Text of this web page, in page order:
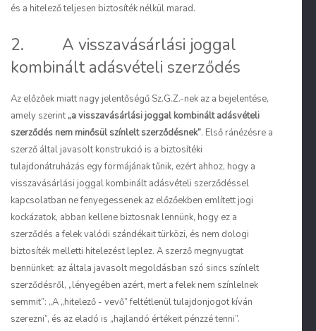
és a hitelező teljesen biztosíték nélkül marad.
2. A visszavásárlási joggal
kombinált adásvételi szerződés
Az előzőek miatt nagy jelentőségű Sz.G.Z.-nek az a bejelentése,
amely szerint „a visszavásárlási joggal kombinált adásvételi
szerződés nem minősül színlelt szerződésnek”. Első ránézésre a
szerző által javasolt konstrukció is a biztosítéki
tulajdonátruházás egy formájának tűnik, ezért ahhoz, hogy a
visszavásárlási joggal kombinált adásvételi szerződéssel
kapcsolatban ne fenyegessenek az előzőekben említett jogi
kockázatok, abban kellene biztosnak lennünk, hogy ez a
szerződés a felek valódi szándékait türközi, és nem dologi
biztosíték melletti hitelezést leplez. A szerző megnyugtat
bennünket: az általa javasolt megoldásban szó sincs színlelt
szerződésről, „lényegében azért, mert a felek nem színlelnek
semmit”: „A „hitelező - vevő” feltétlenül tulajdonjogot kíván
szerezni”, és az eladó is „hajlandó értékeit pénzzé tenni”.